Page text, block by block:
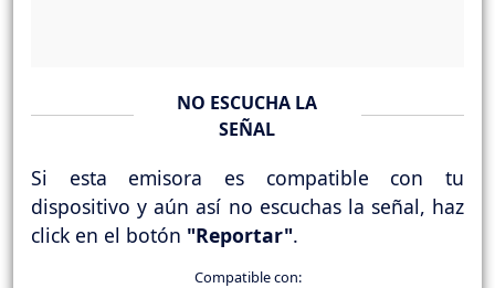
NO ESCUCHA LA
SEÑAL
Si esta emisora es compatible con tu
dispositivo y aún así no escuchas la señal, haz
click en el botón "Reportar".
Compatible con: